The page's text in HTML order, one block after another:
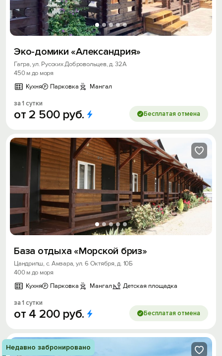
Эко-домики «Александрия»
Гагра, ул. Русских Добровольцев, д. 32А
450 м до моря
Кухня
Парковка Мангал
за 1 сутки
от 2 500 руб. Бесплатая отмена
База отдыха «Морской бриз»
Цандрипш, с. Амзара, ул. 6 Октября, д. 10Б
400 м до моря
Кухня
Парковка Мангал Детская площадка
за 1 сутки
от 4 200 руб. Бесплатая отмена
Недавно забронировано